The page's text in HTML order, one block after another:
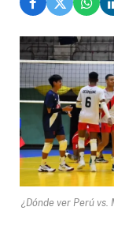
¿Dónde ver Perú